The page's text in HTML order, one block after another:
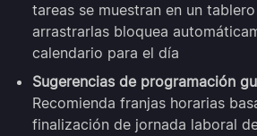
tareas se muestran en un
arrastrarlas bloquea
calendario para el día
Sugerencias de programación
Recomienda franjas horarias
finalización de jornada laboral